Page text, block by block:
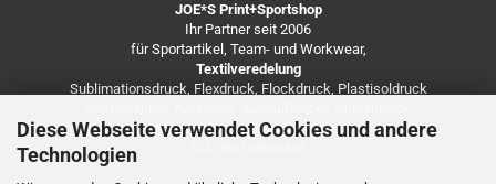
Diese Webseite verwendet Cookies und andere
Technologien
JOE*S Print+Sportshop
Ihr Partner seit 2006
für Sportartikel, Team- und Workwear,
Textilveredelung
Sublimationsdruck, Flexdruck, Flockdruck, Plastisoldruck
Besticken von Arbeitsbekleidung u.v.m.